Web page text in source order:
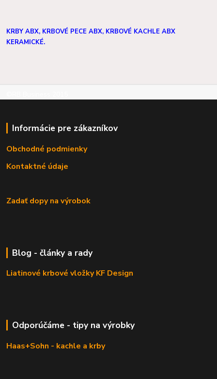
KRBY ABX, KRBOVÉ PECE ABX, KRBOVÉ KACHLE ABX
KERAMICKÉ.
Informácie pre zákazníkov
Obchodné podmienky
Kontaktné údaje
Zadať dopy na výrobok
Blog - články a rady
Liatinové krbové vložky KF Design
Odporúčáme - tipy na výrobky
Haas+Sohn - kachle a krby